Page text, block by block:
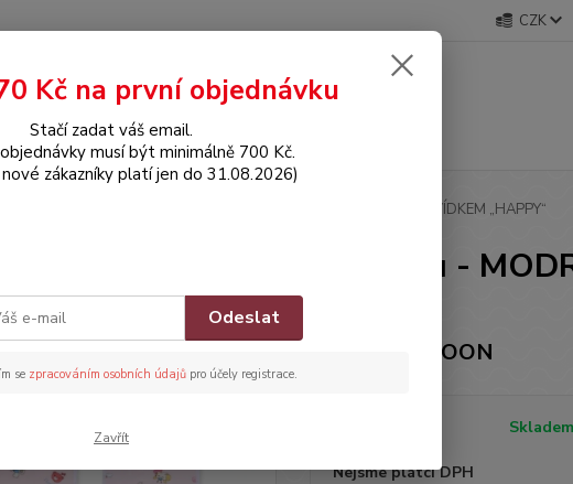
CZK
Hledat
Dětský nepromokavý bryndák na patentku - MODRÝ S MEDVÍDKEM „HAPPY“
bryndák na patentku -
Značka: VICLOON
Nejsme plátci DPH
Kč na první objednávku
Stačí zadat váš email.
musí být minimálně 700 Kč.
zákazníky platí jen do 31.08.2026)
Odeslat
se zpracováním osobních údajůpro účely registrace.
Zavřít